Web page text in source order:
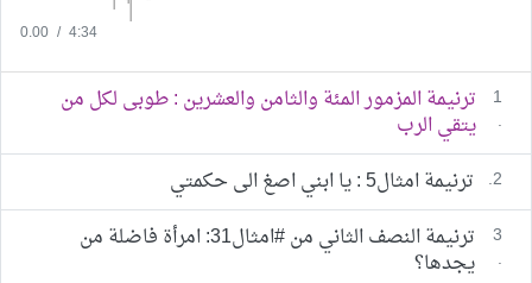
0.00 / 4:34
1
.
ترنيمة المزمور المئة والثامن والعشرين : طوبى لكل من
يتقي الرب
2. ترنيمة امثال5 : يا ابني اصغ الى حكمتي
3
.
ترنيمة النصف الثاني من #امثال31: امرأة فاضلة من
يجدها؟